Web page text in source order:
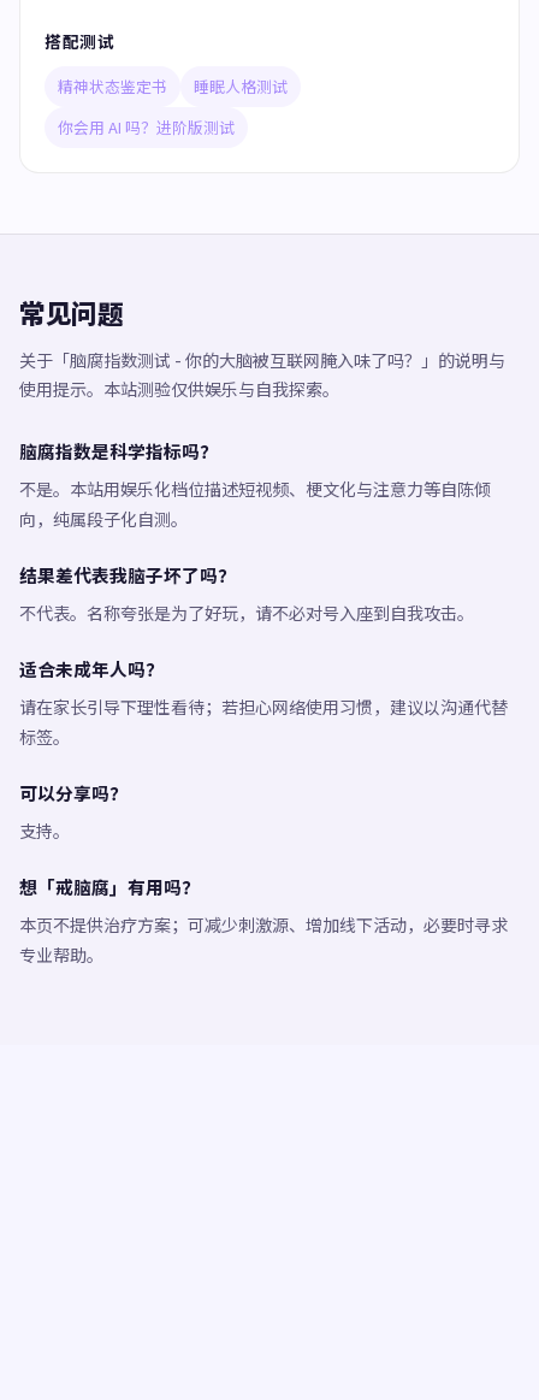
搭配测试
精神状态鉴定书
睡眠人格测试
你会用 AI 吗？进阶版测试
常见问题
关于「脑腐指数测试 - 你的大脑被互联网腌入味了吗？」的说明与
使用提示。本站测验仅供娱乐与自我探索。
脑腐指数是科学指标吗？
不是。本站用娱乐化档位描述短视频、梗文化与注意力等自陈倾
向，纯属段子化自测。
结果差代表我脑子坏了吗？
不代表。名称夸张是为了好玩，请不必对号入座到自我攻击。
适合未成年人吗？
请在家长引导下理性看待；若担心网络使用习惯，建议以沟通代替
标签。
可以分享吗？
支持。
想「戒脑腐」有用吗？
本页不提供治疗方案；可减少刺激源、增加线下活动，必要时寻求
专业帮助。